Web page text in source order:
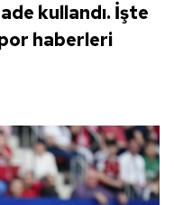
kullandı. İşte
haberleri